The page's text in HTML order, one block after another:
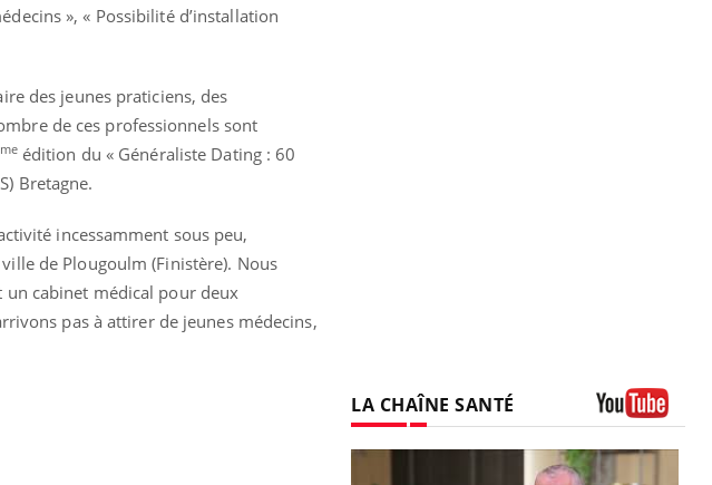
», « Possibilité d’installation
des jeunes praticiens, des
de ces professionnels sont
édition du « Généraliste Dating : 60
Bretagne.
incessamment sous peu,
de Plougoulm (Finistère). Nous
cabinet médical pour deux
pas à attirer de jeunes médecins,
LA CHAÎNE SANTÉ